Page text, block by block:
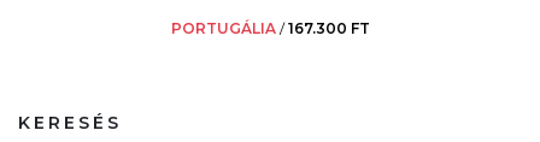
PORTUGÁLIA /167.300 FT
KERESÉS